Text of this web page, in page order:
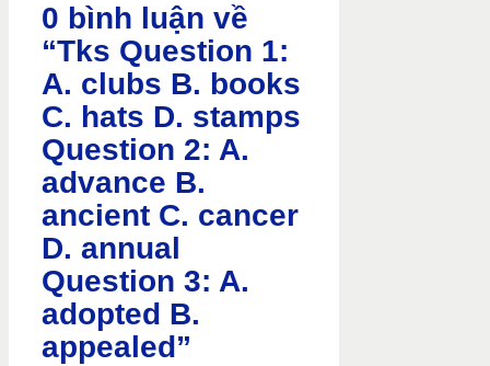
0 bình luận về
“Tks Question 1:
A. clubs B. books
C. hats D. stamps
Question 2: A.
advance B.
ancient C. cancer
D. annual
Question 3: A.
adopted B.
appealed”